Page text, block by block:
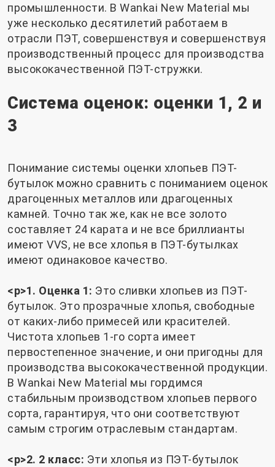
промышленности. В Wankai New Material мы
уже несколько десятилетий работаем в
отрасли ПЭТ, совершенствуя и совершенствуя
производственный процесс для производства
высококачественной ПЭТ-стружки.
Система оценок: оценки 1, 2 и
3
Понимание системы оценки хлопьев ПЭТ-
бутылок можно сравнить с пониманием оценок
драгоценных металлов или драгоценных
камней. Точно так же, как не все золото
составляет 24 карата и не все бриллианты
имеют VVS, не все хлопья в ПЭТ-бутылках
имеют одинаковое качество.
<р>1. Оценка 1: Это сливки хлопьев из ПЭТ-
бутылок. Это прозрачные хлопья, свободные
от каких-либо примесей или красителей.
Чистота хлопьев 1-го сорта имеет
первостепенное значение, и они пригодны для
производства высококачественной продукции.
В Wankai New Material мы гордимся
стабильным производством хлопьев первого
сорта, гарантируя, что они соответствуют
самым строгим отраслевым стандартам.
<р>2. 2 класс: Эти хлопья из ПЭТ-бутылок